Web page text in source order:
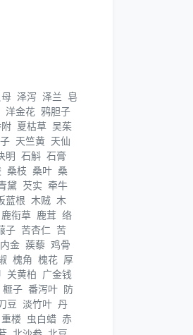
泽泻 泽兰 皂
洋金花 鸦胆子
夏枯草 吴茱
天竺黄 天仙
明 石斛 石膏
桑枝 桑叶 桑
黛 芡实 牵牛
蓝根 木贼 木
鹿衔草 鹿茸 络
子 苦杏仁 苦
金 蒺藜 鸡骨
槐角 槐花 厚
关黄柏 广金钱
榧子 番泻叶 防
豆 淡竹叶 丹
重楼 虫白蜡 赤